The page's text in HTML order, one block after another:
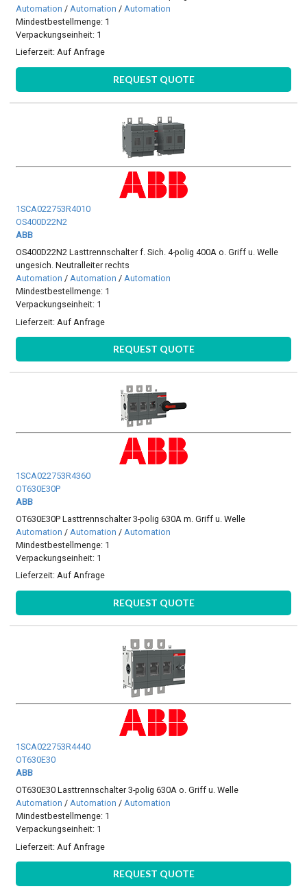
Automation / Automation / Automation
Mindestbestellmenge: 1
Verpackungseinheit: 1
Lieferzeit:Auf Anfrage
REQUEST QUOTE
1SCA022753R4010
OS400D22N2
ABB
OS400D22N2 Lasttrennschalter f. Sich. 4-polig 400A o. Griff u. Welle
ungesich. Neutralleiter rechts
Automation /Automation /Automation
Mindestbestellmenge: 1
Verpackungseinheit: 1
Lieferzeit: Auf Anfrage
REQUEST QUOTE
1SCA022753R4360
OT630E30P
ABB
OT630E30P Lasttrennschalter 3-polig 630A m. Griff u. Welle
Automation / Automation / Automation
Mindestbestellmenge: 1
Verpackungseinheit: 1
Lieferzeit:Auf Anfrage
REQUEST QUOTE
1SCA022753R4440
OT630E30
ABB
OT630E30 Lasttrennschalter 3-polig 630A o. Griff u. Welle
Automation /Automation /Automation
Mindestbestellmenge: 1
Verpackungseinheit: 1
Lieferzeit: Auf Anfrage
REQUEST QUOTE